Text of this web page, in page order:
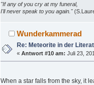
"If any of you cry at my funeral,
I'll never speak to you again."
Wunderkammerad
Re: Meteorite in der
«Antwort #10 am: Juli 23,
When a star falls from the sky, it